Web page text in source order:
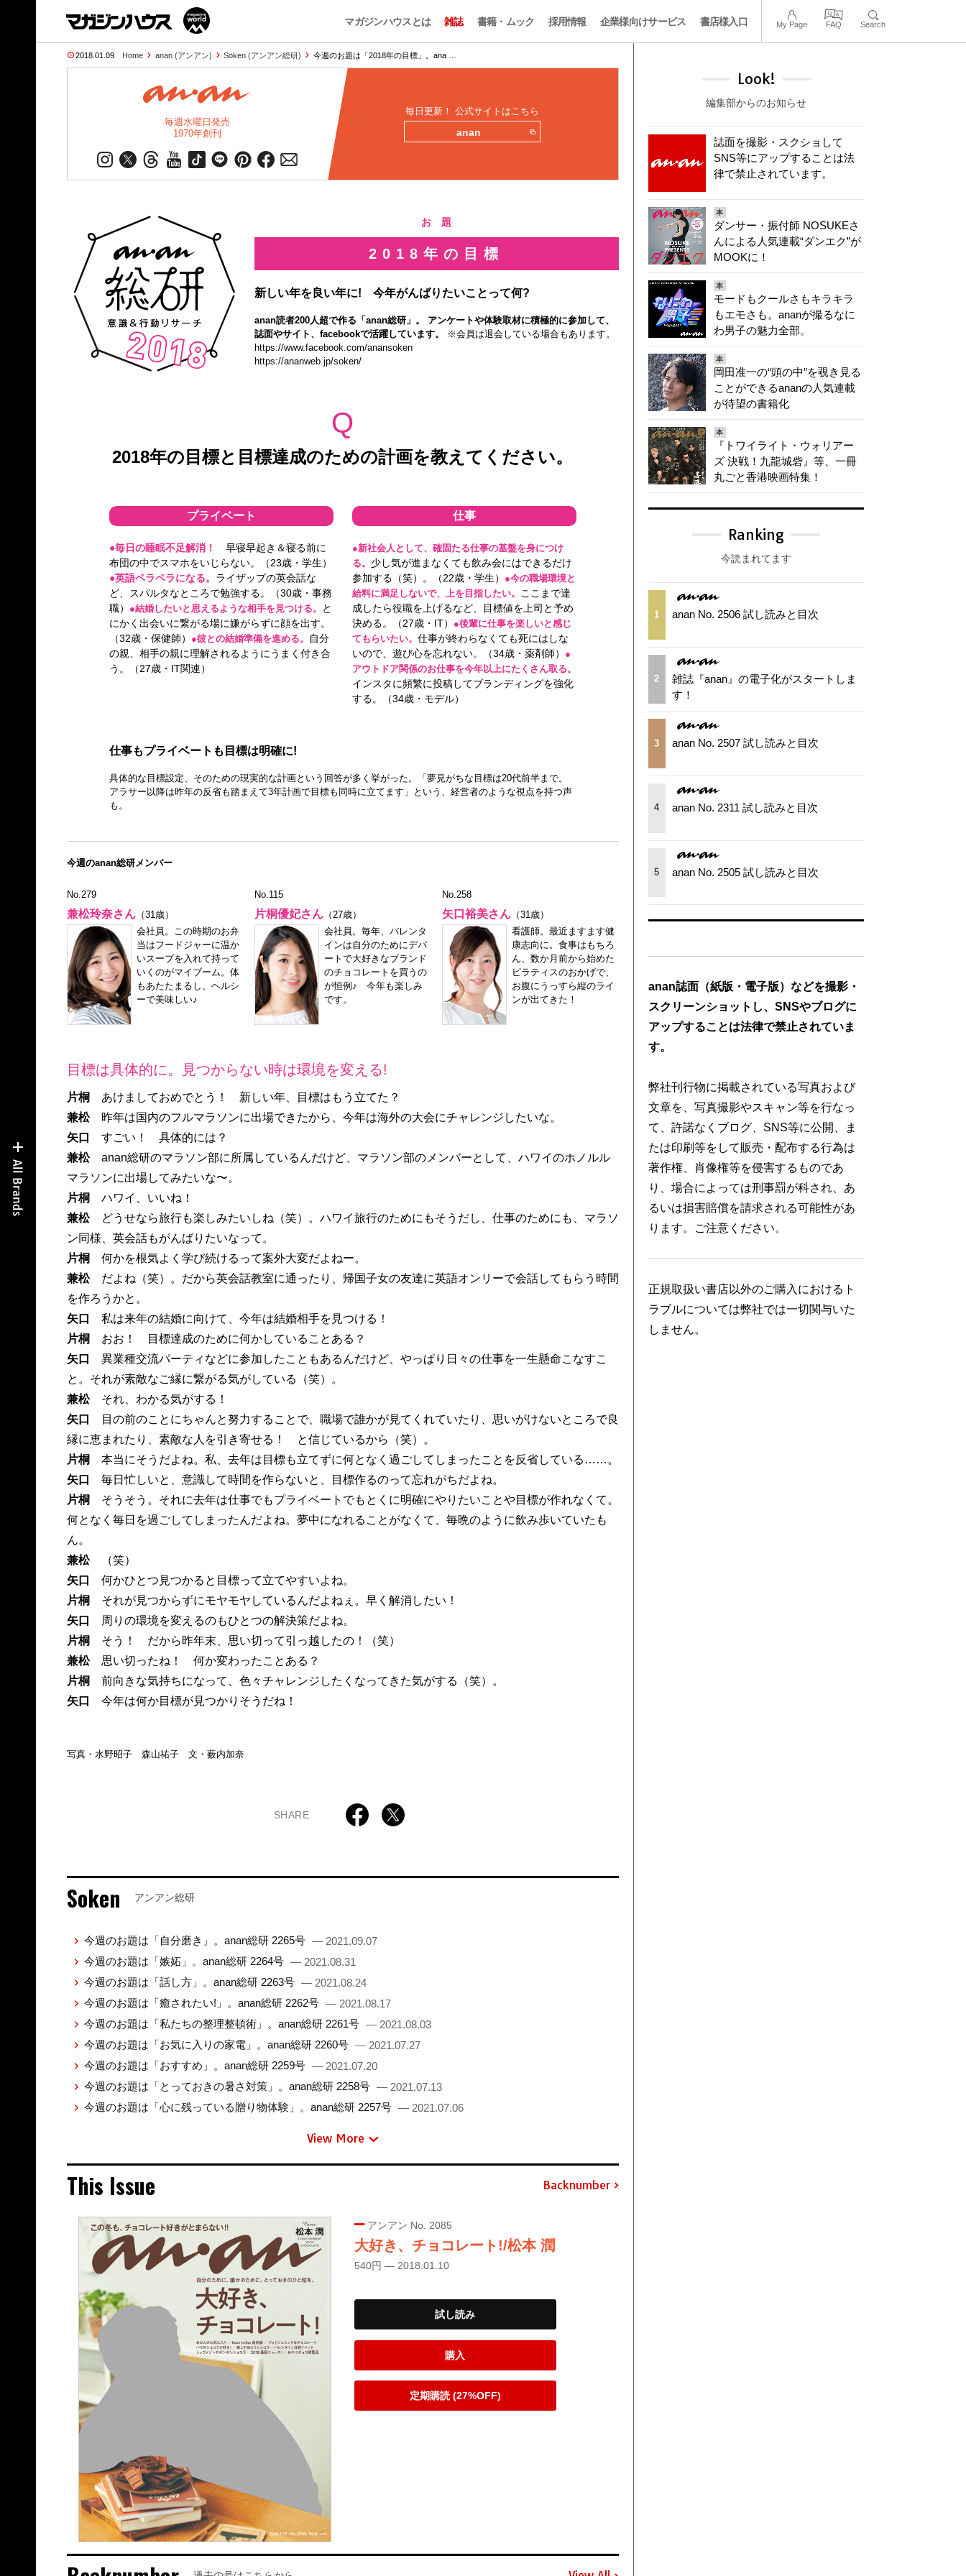
マガジンハウスとは 雑誌 書籍・ムック 採用情報 企業様向けサービス 書店様入口 My Page FAQ Search
2018.01.09 Home anan (アンアン) Soken (アンアン総研) 今週のお題は「2018年の目標」。ana …
毎週水曜日発売
1970年創刊
毎日更新！ 公式サイトはこちら
anan
お 題
2018年の目標
新しい年を良い年に! 今年がんばりたいことって何?
anan読者200人超で作る「anan総研」。 アンケートや体験取材に積極的に参加して、
誌面やサイト、facebookで活躍しています。
※会員は退会している場合もあります。
https://www.facebook.com/anansoken
https://ananweb.jp/soken/
Q
2018年の目標と目標達成のための計画を教えてください。
プライベート
●毎日の睡眠不足解消！ 早寝早起き＆寝る前に
布団の中でスマホをいじらない。（23歳・学生）
●英語ペラペラになる。 ライザップの英会話な
ど、スパルタなところで勉強する。（30歳・事務
職）
●結婚したいと思えるような相手を見つける。
と
にかく出会いに繋がる場に嫌がらずに顔を出す。
（32歳・保健師）
●彼との結婚準備を進める。
自分
の親、相手の親に理解されるようにうまく付き合
う。（27歳・IT関連）
仕事
●新社会人として、確固たる仕事の基盤を身につけ
る。 少し気が進まなくても飲み会にはできるだけ
参加する（笑）。（22歳・学生）
●今の職場環境と
給料に満足しないで、上を目指したい。
ここまで達
成したら役職を上げるなど、目標値を上司と予め
決める。（27歳・IT）
●後輩に仕事を楽しいと感じ
てもらいたい。 仕事が終わらなくても死にはしな
いので、遊び心を忘れない。（34歳・薬剤師）
●
アウトドア関係のお仕事を今年以上にたくさん取る。
インスタに頻繁に投稿してブランディングを強化
する。（34歳・モデル）
仕事もプライベートも目標は明確に!
具体的な目標設定、そのための現実的な計画という回答が多く挙がった。「夢見がちな目標は20代前半まで。
アラサー以降は昨年の反省も踏まえて3年計画で目標も同時に立てます」という、経営者のような視点を持つ声
も。
今週のanan総研メンバー
No.279
兼松玲奈さん（31歳）
会社員。この時期のお弁
当はフードジャーに温か
いスープを入れて持って
いくのがマイブーム。体
もあたたまるし、ヘルシ
ーで美味しい♪
No.115
片桐優妃さん（27歳）
会社員。毎年、バレンタ
インは自分のためにデパ
ートで大好きなブランド
のチョコレートを買うの
が恒例♪ 今年も楽しみ
です。
No.258
矢口裕美さん（31歳）
看護師。最近ますます健
康志向に。食事はもちろ
ん、数か月前から始めた
ピラティスのおかげで、
お腹にうっすら縦のライ
ンが出てきた！
目標は具体的に。見つからない時は環境を変える!
片桐 あけましておめでとう！ 新しい年、目標はもう立てた？
兼松昨年は国内のフルマラソンに出場できたから、今年は海外の大会にチャレンジしたいな。
矢口
すごい！ 具体的には？
兼松anan総研のマラソン部に所属しているんだけど、マラソン部のメンバーとして、ハワイのホノルル
マラソンに出場してみたいな〜。
片桐 ハワイ、いいね！
兼松どうせなら旅行も楽しみたいしね（笑）。ハワイ旅行のためにもそうだし、仕事のためにも、マラソ
ン同様、英会話もがんばりたいなって。
片桐 何かを根気よく学び続けるって案外大変だよねー。
兼松だよね（笑）。だから英会話教室に通ったり、帰国子女の友達に英語オンリーで会話してもらう時間
を作ろうかと。
矢口
私は来年の結婚に向けて、今年は結婚相手を見つける！
片桐 おお！ 目標達成のために何かしていることある？
矢口
異業種交流パーティなどに参加したこともあるんだけど、やっぱり日々の仕事を一生懸命こなすこ
と。それが素敵なご縁に繋がる気がしている（笑）。
兼松それ、わかる気がする！
矢口
目の前のことにちゃんと努力することで、職場で誰かが見てくれていたり、思いがけないところで良
縁に恵まれたり、素敵な人を引き寄せる！ と信じているから（笑）。
片桐 本当にそうだよね。私、去年は目標も立てずに何となく過ごしてしまったことを反省している……。
矢口
毎日忙しいと、意識して時間を作らないと、目標作るのって忘れがちだよね。
片桐 そうそう。それに去年は仕事でもプライベートでもとくに明確にやりたいことや目標が作れなくて。
何となく毎日を過ごしてしまったんだよね。夢中になれることがなくて、毎晩のように飲み歩いていたも
ん。
兼松（笑）
矢口
何かひとつ見つかると目標って立てやすいよね。
片桐 それが見つからずにモヤモヤしているんだよねぇ。早く解消したい！
矢口
周りの環境を変えるのもひとつの解決策だよね。
片桐 そう！ だから昨年末、思い切って引っ越したの！（笑）
兼松思い切ったね！ 何か変わったことある？
片桐 前向きな気持ちになって、色々チャレンジしたくなってきた気がする（笑）。
矢口
今年は何か目標が見つかりそうだね！
写真・水野昭子 森山祐子 文・薮内加奈
SHARE
Soken アンアン総研
今週のお題は「自分磨き」。anan総研 2265号 — 2021.09.07
今週のお題は「嫉妬」。anan総研 2264号 — 2021.08.31
今週のお題は「話し方」。anan総研 2263号 — 2021.08.24
今週のお題は「癒されたい!」。anan総研 2262号 — 2021.08.17
今週のお題は「私たちの整理整頓術」。anan総研 2261号 — 2021.08.03
今週のお題は「お気に入りの家電」。anan総研 2260号 — 2021.07.27
今週のお題は「おすすめ」。anan総研 2259号 — 2021.07.20
今週のお題は「とっておきの暑さ対策」。anan総研 2258号 — 2021.07.13
今週のお題は「心に残っている贈り物体験」。anan総研 2257号 — 2021.07.06
View More
This Issue Backnumber
アンアン No. 2085
大好き、チョコレート!/松本 潤
540円 — 2018.01.10
試し読み
購入
定期購読 (27%OFF)
Look!
編集部からのお知らせ
誌面を撮影・スクショして
SNS等にアップすることは法
律で禁止されています。
本
ダンサー・振付師 NOSUKEさ
んによる人気連載“ダンエク”が
MOOKに！
本
モードもクールさもキラキラ
もエモさも。ananが撮るなに
わ男子の魅力全部。
本
岡田准一の“頭の中”を覗き見る
ことができるananの人気連載
が待望の書籍化
本
『トワイライト・ウォリアー
ズ 決戦！九龍城砦』等、一冊
丸ごと香港映画特集！
Ranking
今読まれてます
1 anan No. 2506 試し読みと目次
2
雑誌『anan』の電子化がスタートしま
す！
3 anan No. 2507 試し読みと目次
4 anan No. 2311 試し読みと目次
5 anan No. 2505 試し読みと目次
anan誌面（紙版・電子版）などを撮影・
スクリーンショットし、SNSやブログに
アップすることは法律で禁止されていま
す。
弊社刊行物に掲載されている写真および
文章を、写真撮影やスキャン等を行なっ
て、許諾なくブログ、SNS等に公開、ま
たは印刷等をして販売・配布する行為は
著作権、肖像権等を侵害するものであ
り、場合によっては刑事罰が科され、あ
るいは損害賠償を請求される可能性があ
ります。ご注意ください。
正規取扱い書店以外のご購入におけるト
ラブルについては弊社では一切関与いた
しません。